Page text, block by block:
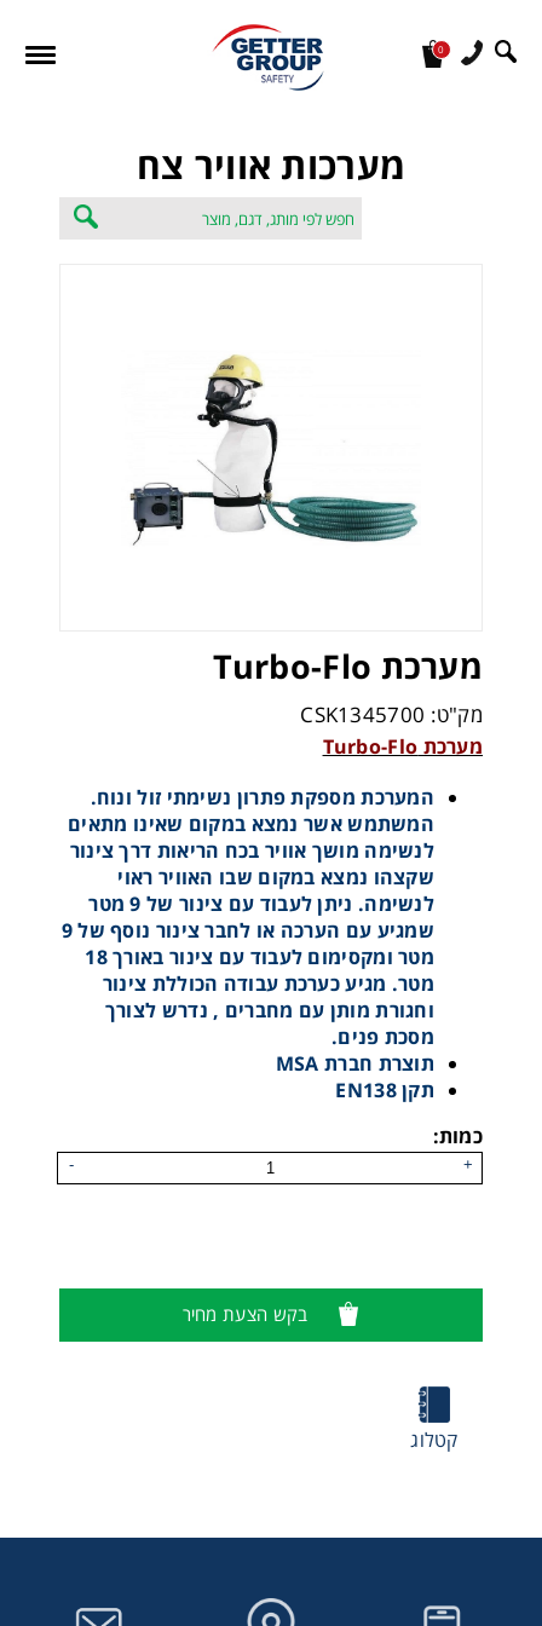
0
מערכות אוויר צח
מערכת Turbo-Flo
מק"ט: CSK1345700
מערכת Turbo-Flo
המערכת מספקת פתרון נשימתי זול ונוח.
המשתמש אשר נמצא במקום שאינו מתאים
לנשימה מושך אוויר בכח הריאות דרך צינור
שקצהו נמצא במקום שבו האוויר ראוי
לנשימה. ניתן לעבוד עם צינור של 9 מטר
שמגיע עם הערכה או לחבר צינור נוסף של 9
מטר ומקסימום לעבוד עם צינור באורך 18
מטר. מגיע כערכת עבודה הכוללת צינור
וחגורת מותן עם מחברים , נדרש לצורך
מסכת פנים.
תוצרת חברת MSA
תקן EN138
כמות:
+
-
בקש הצעת מחיר
קטלוג